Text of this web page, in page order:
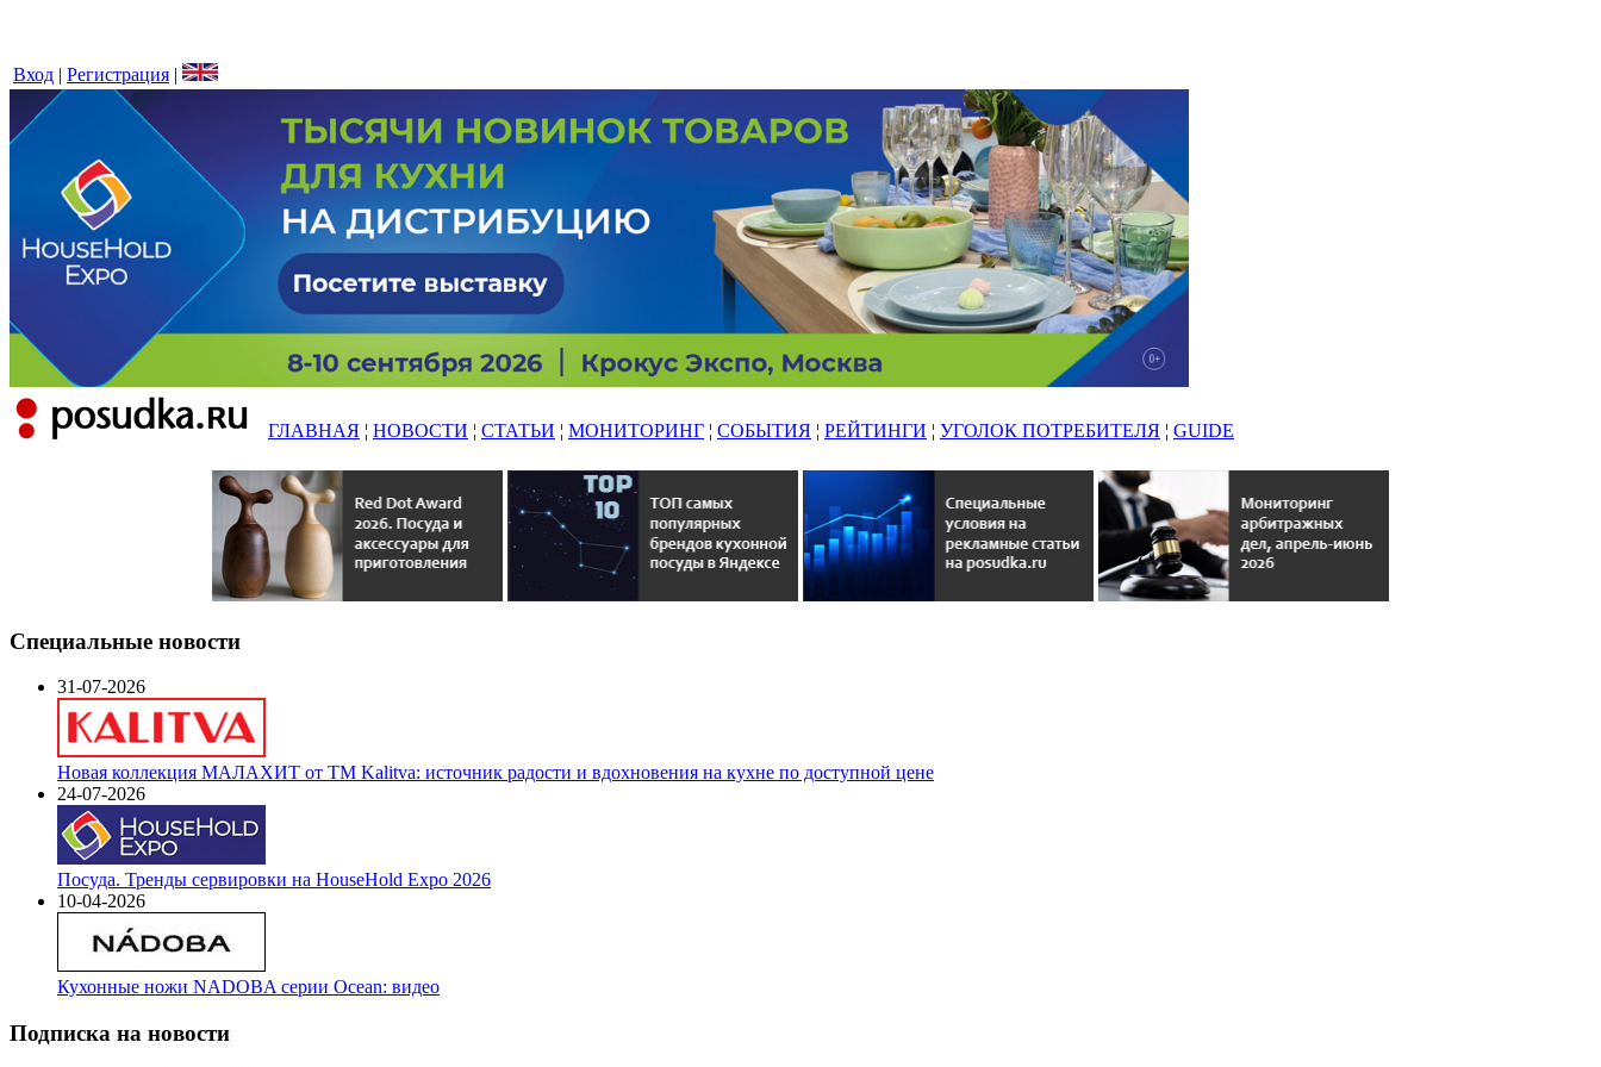
Вход | Регистрация |
ГЛАВНАЯ ¦ НОВОСТИ ¦ СТАТЬИ ¦ МОНИТОРИНГ ¦ СОБЫТИЯ ¦ РЕЙТИНГИ ¦ УГОЛОК ПОТРЕБИТЕЛЯ ¦ GUIDE
Специальные новости
31-07-2026
Новая коллекция МАЛАХИТ от ТМ Kalitva: источник радости и вдохновения на кухне по доступной цене
24-07-2026
Посуда. Тренды сервировки на HouseHold Expo 2026
10-04-2026
Кухонные ножи NADOBA серии Ocean: видео
Подписка на новости